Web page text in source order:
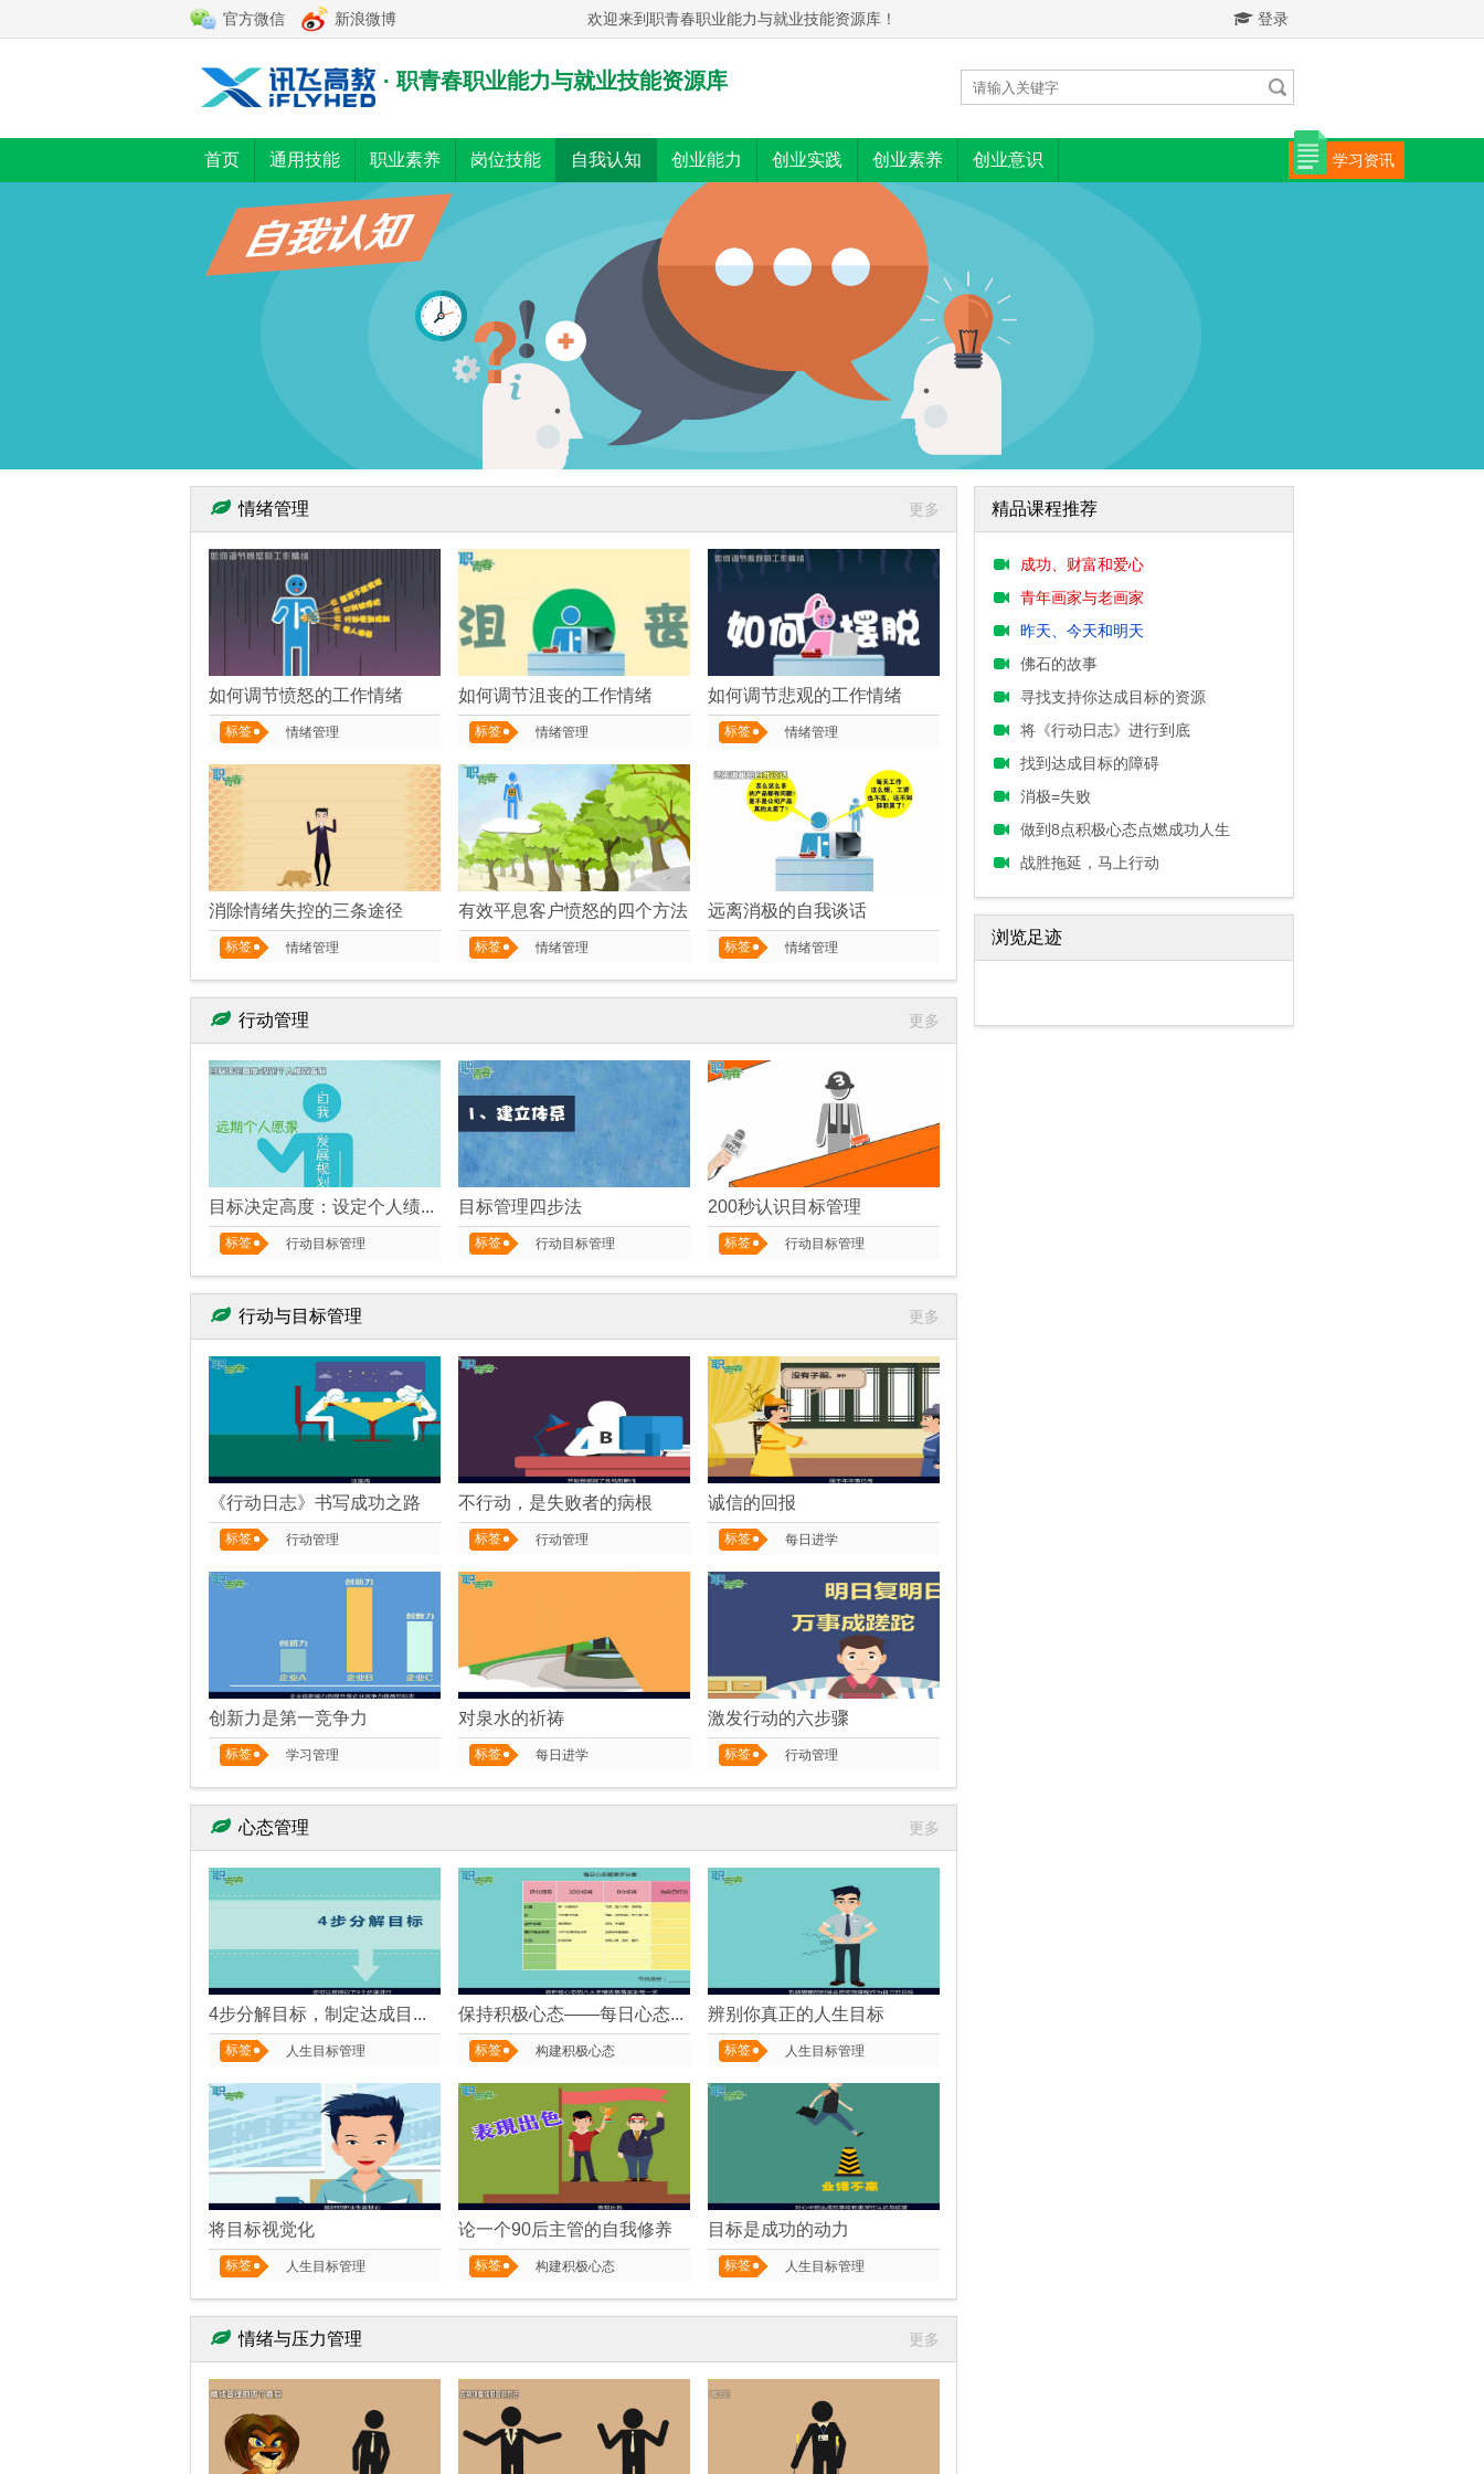
欢迎来到职青春职业能力与就业技能资源库！
官方微信 新浪微博 登录
· 职青春职业能力与就业技能资源库
学习资讯
首页 通用技能 职业素养 岗位技能 自我认知 创业能力 创业实践 创业素养 创业意识
情绪管理 更多
如何调节愤怒的工作情绪
标签 情绪管理
如何调节沮丧的工作情绪
标签 情绪管理
如何调节悲观的工作情绪
标签 情绪管理
消除情绪失控的三条途径
标签 情绪管理
有效平息客户愤怒的四个方法
标签 情绪管理
远离消极的自我谈话
标签 情绪管理
行动管理 更多
目标决定高度：设定个人绩效指标
标签 行动目标管理
目标管理四步法
标签 行动目标管理
200秒认识目标管理
标签 行动目标管理
行动与目标管理 更多
《行动日志》书写成功之路
标签 行动管理
不行动，是失败者的病根
标签 行动管理
诚信的回报
标签 每日进学
创新力是第一竞争力
标签 学习管理
对泉水的祈祷
标签 每日进学
激发行动的六步骤
标签 行动管理
心态管理 更多
4步分解目标，制定达成目标的计划
标签 人生目标管理
保持积极心态——每日心态管理
标签 构建积极心态
辨别你真正的人生目标
标签 人生目标管理
将目标视觉化
标签 人生目标管理
论一个90后主管的自我修养
标签 构建积极心态
目标是成功的动力
标签 人生目标管理
情绪与压力管理 更多
精品课程推荐
成功、财富和爱心
青年画家与老画家
昨天、今天和明天
佛石的故事
寻找支持你达成目标的资源
将《行动日志》进行到底
找到达成目标的障碍
消极=失败
做到8点积极心态点燃成功人生
战胜拖延，马上行动
浏览足迹